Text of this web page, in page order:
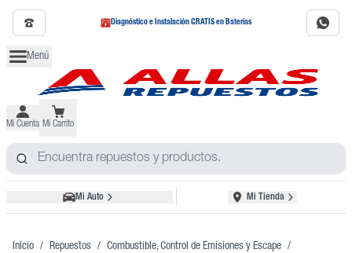
Diagnóstico e Instalación GRATIS en Baterías
Menú
Mi Cuenta Mi Carrito
Mi Auto Mi Tienda
Inicio / Repuestos / Combustible, Control de Emisiones y Escape /